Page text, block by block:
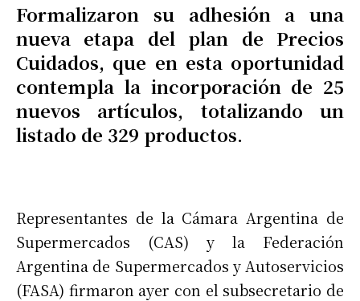
Formalizaron su adhesión a una
nueva etapa del plan de Precios
Cuidados, que en esta oportunidad
contempla la incorporación de 25
nuevos artículos, totalizando un
listado de 329 productos.
Representantes de la Cámara Argentina de
Supermercados (CAS) y la Federación
Argentina de Supermercados y Autoservicios
(FASA) firmaron ayer con el subsecretario de